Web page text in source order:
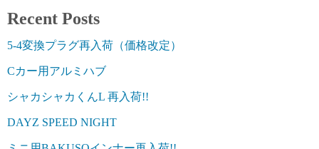
Recent Posts
5-4変換プラグ再入荷（価格改定）
Cカー用アルミハブ
シャカシャカくんL 再入荷!!
DAYZ SPEED NIGHT